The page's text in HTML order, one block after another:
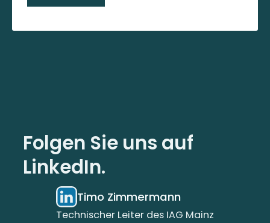
Folgen Sie uns auf
LinkedIn.
Timo Zimmermann
Technischer Leiter des IAG Mainz